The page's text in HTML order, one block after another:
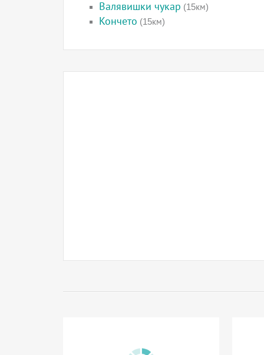
Валявишки чукар (15км)
Кончето (15км)